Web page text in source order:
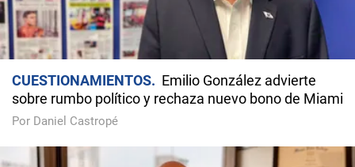
CUESTIONAMIENTOS
Emilio González advierte
sobre rumbo político y rechaza nuevo bono de Miami
Por Daniel Castropé